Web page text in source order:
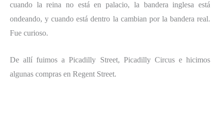
cuando la reina no está en palacio, la bandera inglesa está
ondeando, y cuando está dentro la cambian por la bandera real.
Fue curioso.
De allí fuimos a Picadilly Street, Picadilly Circus e hicimos
algunas compras en Regent Street.